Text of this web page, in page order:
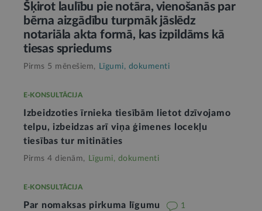
Šķirot laulību pie notāra, vienošanās par
bērna aizgādību turpmāk jāslēdz
notariāla akta formā, kas izpildāms kā
tiesas spriedums
Pirms 5 mēnešiem, Līgumi, dokumenti
E-KONSULTĀCIJA
Izbeidzoties īrnieka tiesībām lietot dzīvojamo
telpu, izbeidzas arī viņa ģimenes locekļu
tiesības tur mitināties
Pirms 4 dienām, Līgumi, dokumenti
E-KONSULTĀCIJA
Par nomaksas pirkuma līgumu 1